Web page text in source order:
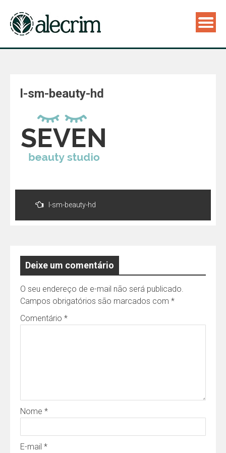
l-sm-beauty-hd
Navegação
Post
l-sm-beauty-hd
Deixe um comentário
O seu endereço de e-mail não será publicado.
Campos obrigatórios são marcados com *
Comentário *
Nome *
E-mail *